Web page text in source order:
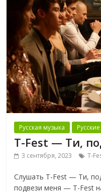
Русская музыка
T-Fest — Ти,
3 сентября, 2023 T-
Слушать T-Fest — Ти,
подвези меня — T-Fest